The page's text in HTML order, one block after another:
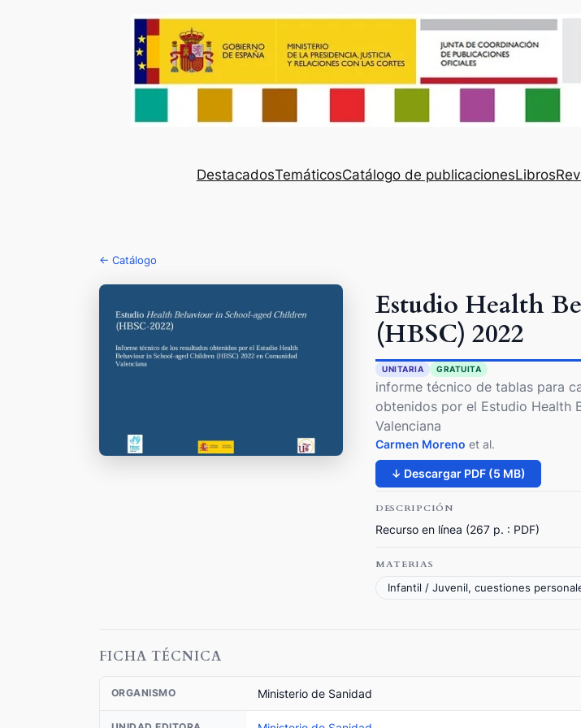
DestacadosTemáticosCatálogo de publicacionesLibros
← Catálogo
Estudio Health
(HBSC) 2022
UNITARIA GRATUITA
informe técnico de tablas para
obtenidos por el Estudio Health
Valenciana
Carmen Moreno et al.
↓ Descargar PDF (5 MB)
DESCRIPCIÓN
Recurso en línea (267 p. : PDF)
MATERIAS
Infantil / Juvenil, cuestiones
FICHA TÉCNICA
ORGANISMO Ministerio de Sanidad